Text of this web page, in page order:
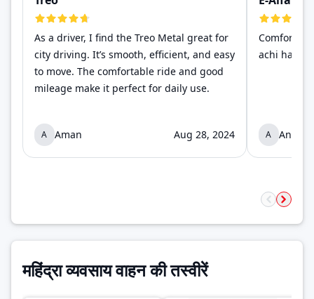
As a driver, I find the Treo Metal great for
city driving. It’s smooth, efficient, and easy
to move. The comfortable ride and good
mileage make it perfect for daily use.
A Aman Aug 28, 2024
achi hai.
A
महिंद्रा व्यवसाय वाहन की तस्वीरें